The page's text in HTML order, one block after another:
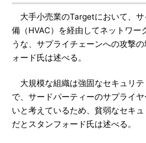
大手小売業のTargetにおいて、サ
備（HVAC）を経由してネットワー
うな、サプライチェーンへの攻撃
ォード氏は述べる。
大規模な組織は強固なセキュリ
で、サードパーティーのサプライ
いと考えているため、貧弱なセキ
だとスタンフォード氏は述べる。